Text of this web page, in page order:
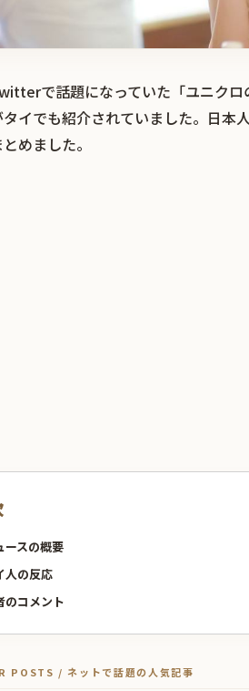
で話題になっていた「ユニク
イでも紹介されていました。日本
めました。
ースの概要
人の反応
のコメント
POSTS / ネットで話題の人気記事